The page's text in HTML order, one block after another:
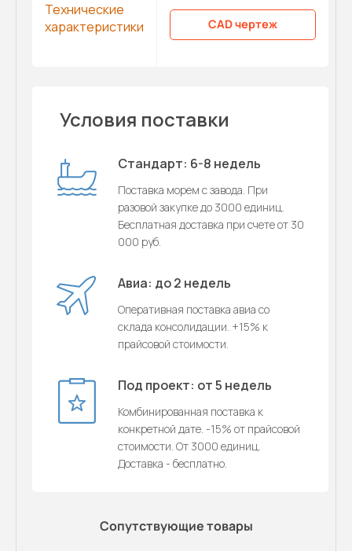
Технические
характеристики
CAD чертеж
Условия поставки
Стандарт: 6-8 недель
Поставка морем с завода. При
разовой закупке до 3000 единиц.
Бесплатная доставка при счете от 30
000 руб.
Авиа: до 2 недель
Оперативная поставка авиа со
склада консолидации. +15% к
прайсовой стоимости.
Под проект: от 5 недель
Комбинированная поставка к
конкретной дате. -15% от прайсовой
стоимости. От 3000 единиц.
Доставка - бесплатно.
Сопутствующие товары